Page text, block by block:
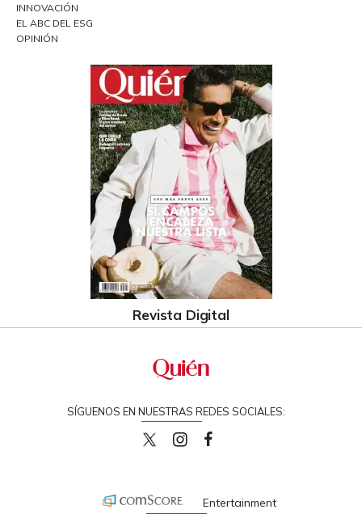
INNOVACIÓN
EL ABC DEL ESG
OPINIÓN
Revista Digital
SÍGUENOS EN NUESTRAS REDES SOCIALES:
quiencom
Entertainment